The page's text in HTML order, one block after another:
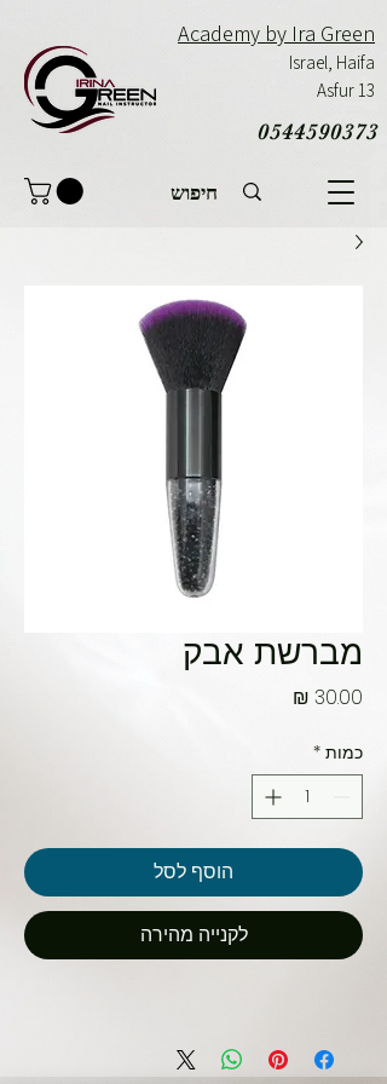
0544590373
Academy by Ira Green
Israel, Haifa
Asfur 13
מברשת אבק
כמות *
הוסף לסל
לקנייה מהירה